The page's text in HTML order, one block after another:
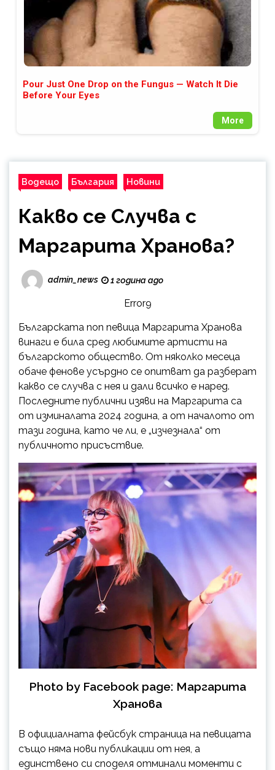
Pour Just One Drop on the Fungus — Watch It Die
Before Your Eyes
More
Водещо България Новини
Какво се Случва с
Маргарита Хранова?
admin_news 1 година ago
Error9
Българската поп певица Маргарита Хранова
винаги е била сред любимите артисти на
българското общество. От няколко месеца
обаче фенове усърдно се опитват да разберат
какво се случва с нея и дали всичко е наред.
Последните публични изяви на Маргарита са
от изминалата 2024 година, а от началото от
тази година, като че ли, е „изчезнала“ от
публичното присъствие.
Photo by Facebook page: Маргарита
Хранова
В официалната фейсбук страница на певицата
също няма нови публикации от нея, а
единствено си споделя отминали моменти с